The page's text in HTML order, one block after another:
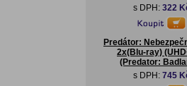
s DPH: 322
Predátor:
2x(Blu-ray)
(Predator:
s DPH: 745